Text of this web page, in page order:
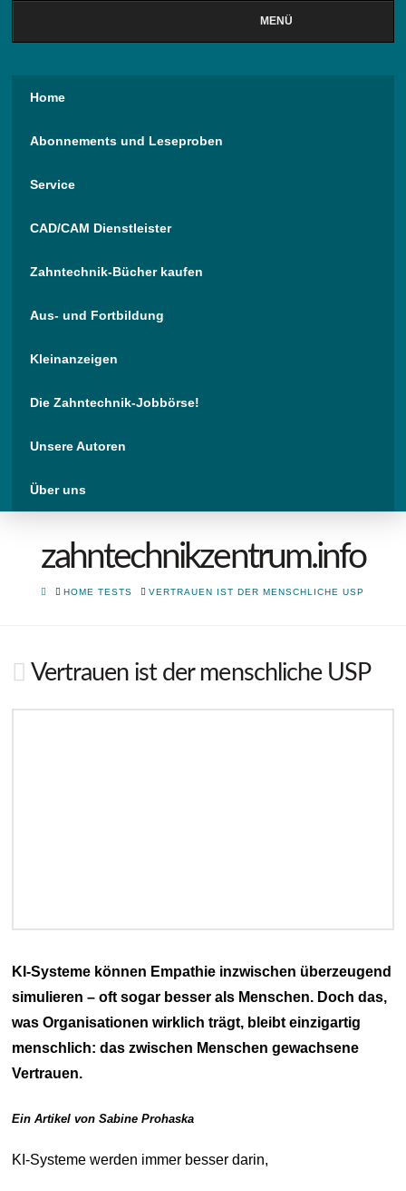
MENÜ
Home
Abonnements und Leseproben
Service
CAD/CAM Dienstleister
Zahntechnik-Bücher kaufen
Aus- und Fortbildung
Kleinanzeigen
Die Zahntechnik-Jobbörse!
Unsere Autoren
Über uns
zahntechnikzentrum.info
HOMEHOME TESTS VERTRAUEN IST DER MENSCHLICHE USP
Vertrauen ist der menschliche USP
KI-Systeme können Empathie inzwischen überzeugend
simulieren – oft sogar besser als Menschen. Doch das,
was Organisationen wirklich trägt, bleibt einzigartig
menschlich: das zwischen Menschen gewachsene
Vertrauen.
Ein Artikel von Sabine Prohaska
KI-Systeme werden immer besser darin,